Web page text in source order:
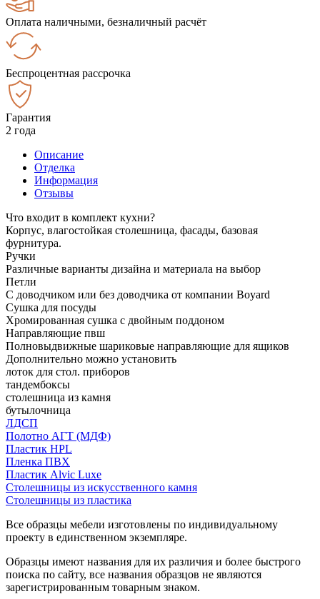
Оплата наличными, безналичный расчёт
Беспроцентная рассрочка
Гарантия
2 года
Описание
Отделка
Информация
Отзывы
Что входит в комплект кухни?
Корпус, влагостойкая столешница, фасады, базовая
фурнитура.
Ручки
Различные варианты дизайна и материала на выбор
Петли
С доводчиком или без доводчика от компании Boyard
Сушка для посуды
Хромированная сушка с двойным поддоном
Направляющие пвш
Полновыдвижные шариковые направляющие для ящиков
Дополнительно можно установить
лоток для стол. приборов
тандембоксы
столешница из камня
бутылочница
ЛДСП
Полотно АГТ (МДФ)
Пластик HPL
Пленка ПВХ
Пластик Alvic Luxe
Столешницы из искусственного камня
Столешницы из пластика
Все образцы мебели изготовлены по индивидуальному
проекту в единственном экземпляре.
Образцы имеют названия для их различия и более быстрого
поиска по сайту, все названия образцов не являются
зарегистрированным товарным знаком.